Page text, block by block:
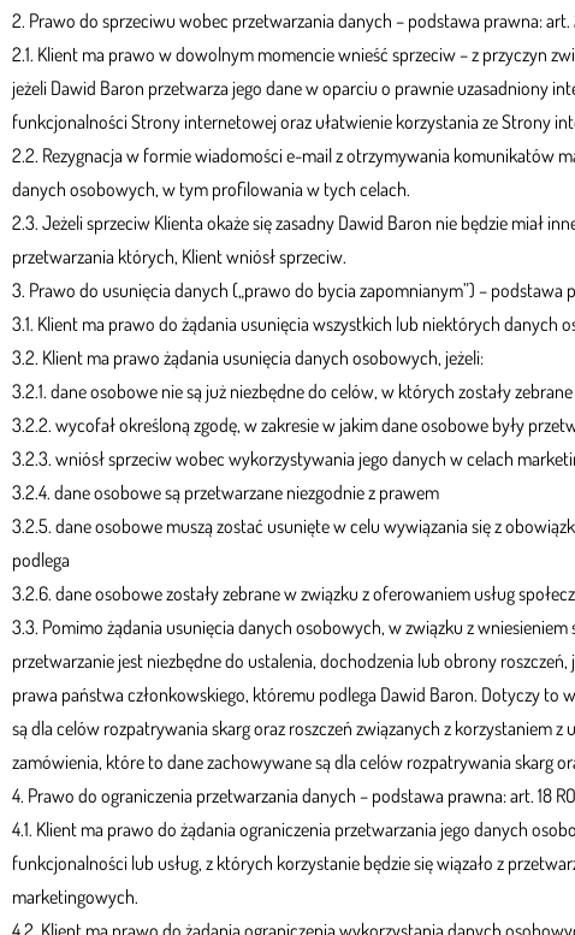
2. Prawo do sprzeciwu wobec przetwarzania danych – podstawa prawna: art.
2.1. Klient ma prawo w dowolnym momencie wnieść sprzeciw – z przyczyn
jeżeli Dawid Baron przetwarza jego dane w oparciu o prawnie uzasadniony
funkcjonalności Strony internetowej oraz ułatwienie korzystania ze Strony
2.2. Rezygnacja w formie wiadomości e-mail z otrzymywania komunikatów
danych osobowych, w tym profilowania w tych celach.
2.3. Jeżeli sprzeciw Klienta okaże się zasadny Dawid Baron nie będzie miał
przetwarzania których, Klient wniósł sprzeciw.
3. Prawo do usunięcia danych („prawo do bycia zapomnianym”) – podstawa
3.1. Klient ma prawo do żądania usunięcia wszystkich lub niektórych danych
3.2. Klient ma prawo żądania usunięcia danych osobowych, jeżeli:
3.2.1. dane osobowe nie są już niezbędne do celów, w których zostały
3.2.2. wycofał określoną zgodę, w zakresie w jakim dane osobowe były
3.2.3. wniósł sprzeciw wobec wykorzystywania jego danych w celach
3.2.4. dane osobowe są przetwarzane niezgodnie z prawem
3.2.5. dane osobowe muszą zostać usunięte w celu wywiązania się z
podlega
3.2.6. dane osobowe zostały zebrane w związku z oferowaniem usług
3.3. Pomimo żądania usunięcia danych osobowych, w związku z
przetwarzanie jest niezbędne do ustalenia, dochodzenia lub obrony
prawa państwa członkowskiego, któremu podlega Dawid Baron. Dotyczy
są dla celów rozpatrywania skarg oraz roszczeń związanych z korzystaniem
zamówienia, które to dane zachowywane są dla celów rozpatrywania skarg
4. Prawo do ograniczenia przetwarzania danych – podstawa prawna: art. 18
4.1. Klient ma prawo do żądania ograniczenia przetwarzania jego danych
funkcjonalności lub usług, z których korzystanie będzie się wiązało z
marketingowych.
4.2. Klient ma prawo do żądania ograniczenia wykorzystania danych